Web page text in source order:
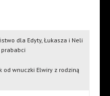
dla Edyty, Łukasza i Neli
prababci
od wnuczki Elwiry z rodziną